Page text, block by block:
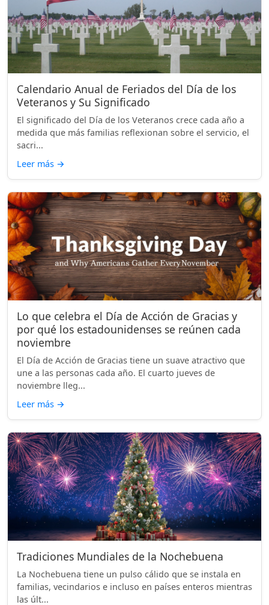
Calendario Anual de Feriados del Día de los
Veteranos y Su Significado
El significado del Día de los Veteranos crece cada año a
medida que más familias reflexionan sobre el servicio, el
sacri...
Leer más →
Lo que celebra el Día de Acción de Gracias y
por qué los estadounidenses se reúnen cada
noviembre
El Día de Acción de Gracias tiene un suave atractivo que
une a las personas cada año. El cuarto jueves de
noviembre lleg...
Leer más →
Tradiciones Mundiales de la Nochebuena
La Nochebuena tiene un pulso cálido que se instala en
familias, vecindarios e incluso en países enteros mientras
las últ...